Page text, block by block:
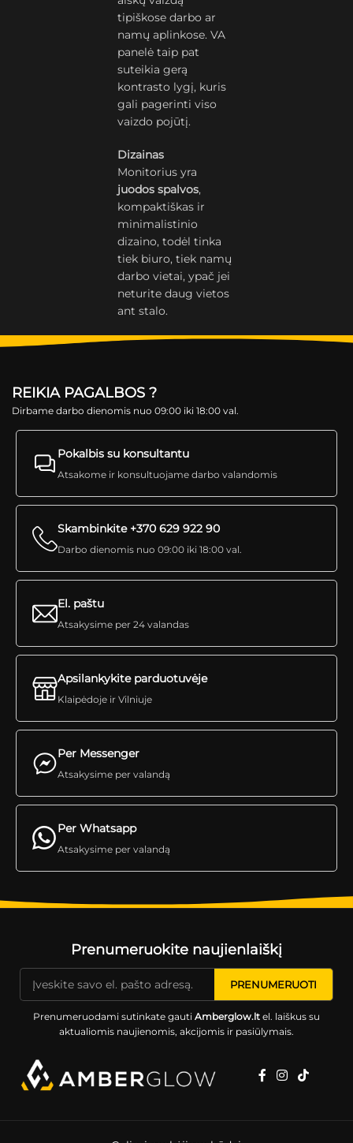
tipiškose darbo ar
namų aplinkose. VA
panelė taip pat
suteikia gerą
kontrasto lygį, kuris
gali pagerinti viso
vaizdo pojūtį.
Dizainas
Monitorius yra
juodos spalvos,
kompaktiškas ir
minimalistinio
dizaino, todėl tinka
tiek biuro, tiek namų
darbo vietai, ypač jei
neturite daug vietos
ant stalo.
REIKIA PAGALBOS ?
Dirbame darbo dienomis nuo 09:00 iki 18:00 val.
Pokalbis su konsultantu
Atsakome ir konsultuojame darbo valandomis
Skambinkite +370 629 922 90
Darbo dienomis nuo 09:00 iki 18:00 val.
Per Messenger
Atsakysime per valandą
El. paštu
Atsakysime per 24 valandas
Apsilankykite parduotuvėje
Klaipėdoje ir Vilniuje
Per Whatsapp
Atsakysime per valandą
Prenumeruokite naujienlaiškį
Prenumeruodami sutinkate gauti Amberglow.ltel. laiškus su
aktualiomis naujienomis, akcijomis ir pasiūlymais.